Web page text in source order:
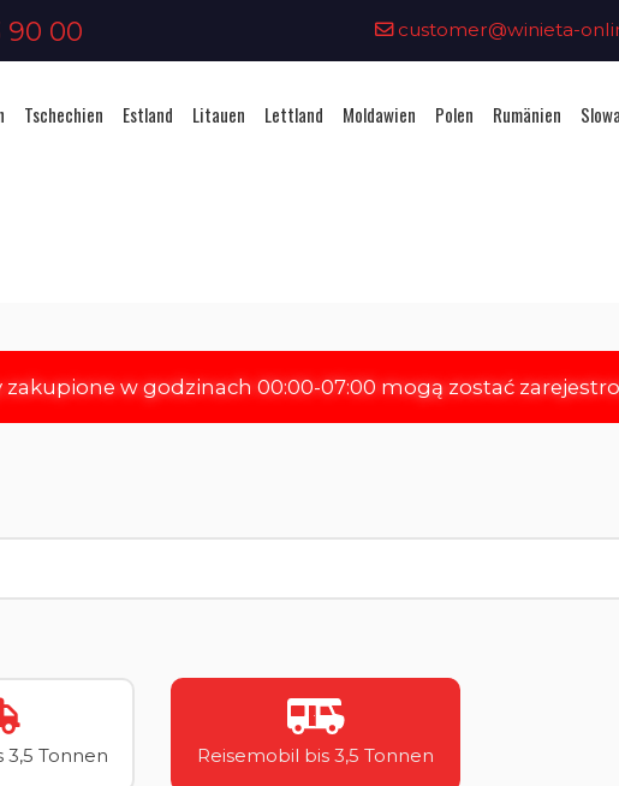
90 00 customer@winieta-
Tschechien Estland Litauen Lettland Moldawien Polen Rumänien
zakupione w godzinach 00:00-07:00 mogą zostać
3,5 Tonnen Reisemobil bis 3,5 Tonnen